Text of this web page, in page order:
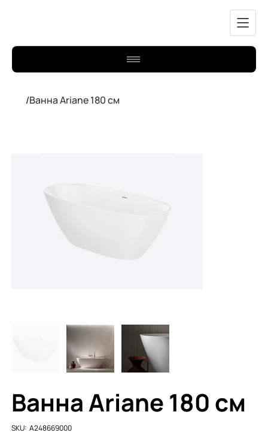
/Ванна Ariane 180 см
Ванна Ariane 180 см
SKU:
SKU
A248669000
A248669000